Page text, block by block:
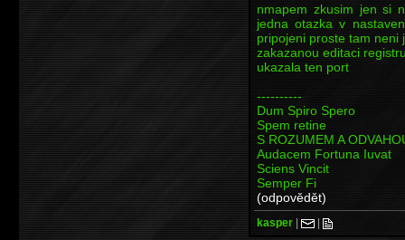
nmapem zkusim jen si
jedna otazka v
pripojeni proste tam neni
zakazanou editaci
ukazala ten port
----------
Dum Spiro Spero
Spem retine
S ROZUMEM A
Audacem Fortuna Iuvat
Sciens Vincit
Semper Fi
(odpovědět)
kasper | |